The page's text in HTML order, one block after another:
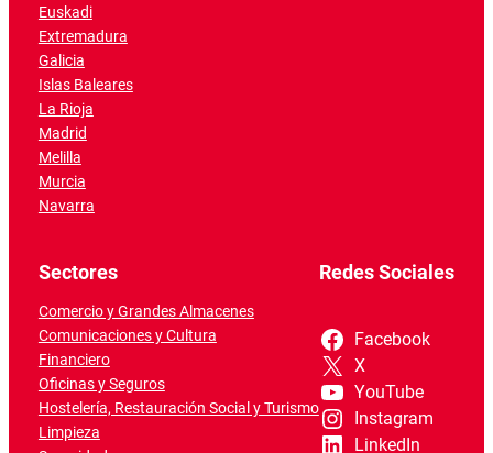
Euskadi
Extremadura
Galicia
Islas Baleares
La Rioja
Madrid
Melilla
Murcia
Navarra
Sectores
Comercio y Grandes Almacenes
Comunicaciones y Cultura
Financiero
Oficinas y Seguros
Hostelería, Restauración Social y Turismo
Limpieza
Redes Sociales
Facebook
X
YouTube
Instagram
LinkedIn